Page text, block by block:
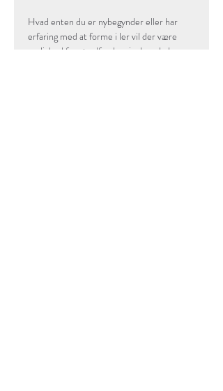
Hvad enten du er nybegynder eller har
erfaring med at forme i ler vil der være
mulighed for at udforske pinch - plade -